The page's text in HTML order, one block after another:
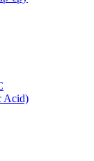
Acid)